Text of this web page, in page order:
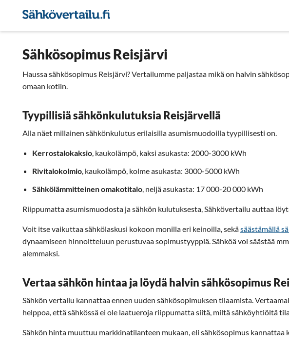
Sähkösopimus Reisjärvi
Haussa sähkösopimus Reisjärvi? Vertailumme paljastaa mikä on halvin
omaan kotiin.
Tyypillisiä sähkönkulutuksia Reisjärvellä
Alla näet millainen sähkönkulutus erilaisilla asumismuodoilla tyypillisesti on.
Kerrostalokaksio, kaukolämpö, kaksi asukasta: 2000-3000 kWh
Rivitalokolmio, kaukolämpö, kolme asukasta: 3000-5000 kWh
Sähkölämmitteinen omakotitalo, neljä asukasta: 17 000-20 000 kWh
Riippumatta asumismuodosta ja sähkön kulutuksesta, Sähkövertailu auttaa
Voit itse vaikuttaa sähkölaskusi kokoon monilla eri keinoilla, sekäsäästämällä
dynaamiseen hinnoitteluun perustuvaa sopimustyyppiä. Sähköä voi säästää
alemmaksi.
Vertaa sähkön hintaa ja löydä halvin sähkösopimus
Sähkön vertailu kannattaa ennen uuden sähkösopimuksen tilaamista.
helppoa, että sähkössä ei ole laatueroja riippumatta siitä, miltä sähköyhtiöltä
Sähkön hinta muuttuu markkinatilanteen mukaan, eli sähkösopimus